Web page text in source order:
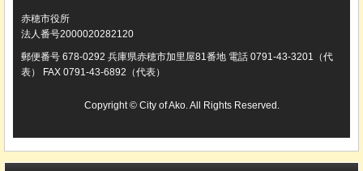
赤穂市役所
法人番号2000020282120
郵便番号 678-0292 兵庫県赤穂市加里屋81番地 電話 0791-43-3201（代
表） FAX 0791-43-6892（代表）
Copyright © City of Ako. All Rights Reserved.